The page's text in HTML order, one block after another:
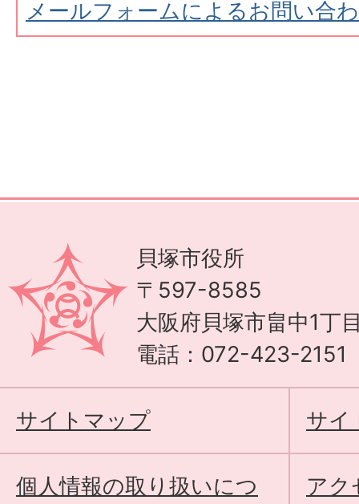
メールフォームによるお問い合
貝塚市役所
〒597-8585
大阪府貝塚市畠中1丁
電話：072-423-2151
サイトマップ サイ
個人情報の取り扱いにつ
アク